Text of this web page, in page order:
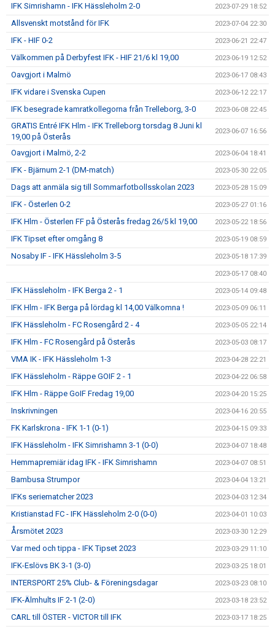
IFK Simrishamn - IFK Hässleholm 2-0 2023-07-29 18:52
Allsvenskt motstånd för IFK 2023-07-04 22:30
IFK - HIF 0-2 2023-06-21 22:47
Välkommen på Derbyfest IFK - HIF 21/6 kl 19,00 2023-06-19 12:52
Oavgjort i Malmö 2023-06-17 08:43
IFK vidare i Svenska Cupen 2023-06-12 22:17
IFK besegrade kamratkollegorna från Trelleborg, 3-0 2023-06-08 22:45
GRATIS Entré IFK Hlm - IFK Trelleborg torsdag 8 Juni kl
19,00 på Österås
2023-06-07 16:56
Oavgjort i Malmö, 2-2 2023-06-04 18:41
IFK - Bjärnum 2-1 (DM-match) 2023-05-30 22:05
Dags att anmäla sig till Sommarfotbollsskolan 2023 2023-05-28 15:09
IFK - Österlen 0-2 2023-05-27 01:16
IFK Hlm - Österlen FF på Österås fredag 26/5 kl 19,00 2023-05-22 18:56
IFK Tipset efter omgång 8 2023-05-19 08:59
Nosaby IF - IFK Hässleholm 3-5 2023-05-18 17:39
2023-05-17 08:40
IFK Hässleholm - IFK Berga 2 - 1 2023-05-14 09:48
IFK Hlm - IFK Berga på lördag kl 14,00 Välkomna ! 2023-05-09 06:11
IFK Hässleholm - FC Rosengård 2 - 4 2023-05-05 22:14
IFK Hlm - FC Rosengård på Österås 2023-05-03 08:17
VMA IK - IFK Hässleholm 1-3 2023-04-28 22:21
IFK Hässleholm - Räppe GOIF 2 - 1 2023-04-22 06:58
IFK Hlm - Räppe GoIF Fredag 19,00 2023-04-20 15:25
Inskrivningen 2023-04-16 20:55
FK Karlskrona - IFK 1-1 (0-1) 2023-04-15 09:33
IFK Hässleholm - IFK Simrishamn 3-1 (0-0) 2023-04-07 18:48
Hemmapremiär idag IFK - IFK Simrishamn 2023-04-07 08:51
Bambusa Strumpor 2023-04-04 13:21
IFKs seriematcher 2023 2023-04-03 12:34
Kristianstad FC - IFK Hässleholm 2-0 (0-0) 2023-04-01 10:03
Årsmötet 2023 2023-03-30 12:29
Var med och tippa - IFK Tipset 2023 2023-03-29 11:10
IFK-Eslövs BK 3-1 (3-0) 2023-03-25 18:01
INTERSPORT 25% Club- & Föreningsdagar 2023-03-23 08:10
IFK-Älmhults IF 2-1 (2-0) 2023-03-18 23:52
CARL till ÖSTER - VICTOR till IFK 2023-03-17 18:25